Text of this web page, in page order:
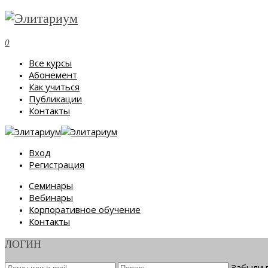
0
Все курсы
Абонемент
Как учиться
Публикации
Контакты
Вход
Регистрация
Семинары
Вебинары
Корпоративное обучение
Контакты
ЛОГИН